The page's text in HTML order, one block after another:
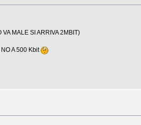
MALE SI ARRIVA 2MBIT)
A 500 Kbit